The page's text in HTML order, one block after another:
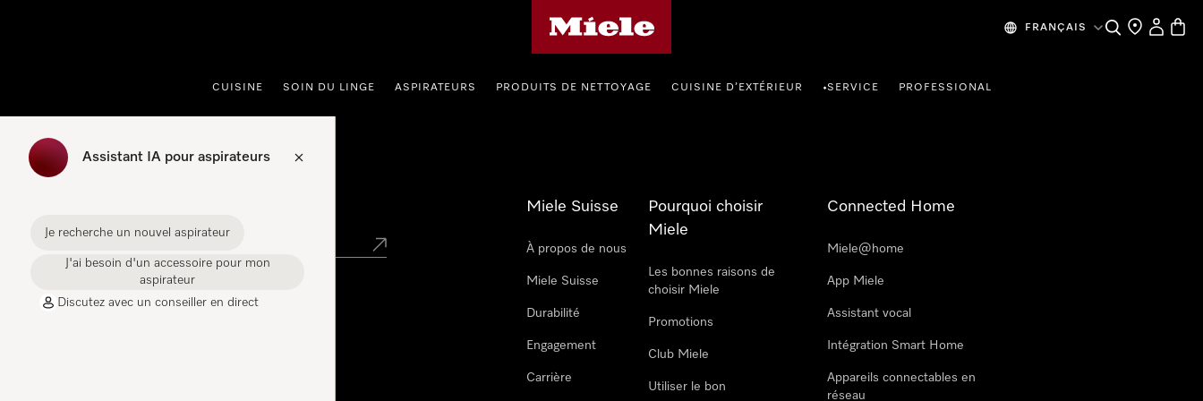
FRANÇAIS SearchFind a store
My
CUISINE SOIN DU LINGE ASPIRATEURS PRODUITS DE NETTOYAGE CUISINE D’EXTÉRIEUR •SERVICE PROFESSIONAL
Assistant IA pour aspirateurs
Je recherche un nouvel aspirateur
J'ai besoin d'un accessoire pour mon
aspirateur
Discutez avec un conseiller en direct
Miele Experience Center
Miele Suisse
À propos de nous
Miele Suisse
Durabilité
Engagement
Carrière
Pourquoi choisir
Miele
Les bonnes raisons de
choisir Miele
Promotions
Club Miele
Utiliser le bon
Connected Home
Miele@home
App Miele
Assistant vocal
Intégration Smart Home
Appareils connectables en
réseau